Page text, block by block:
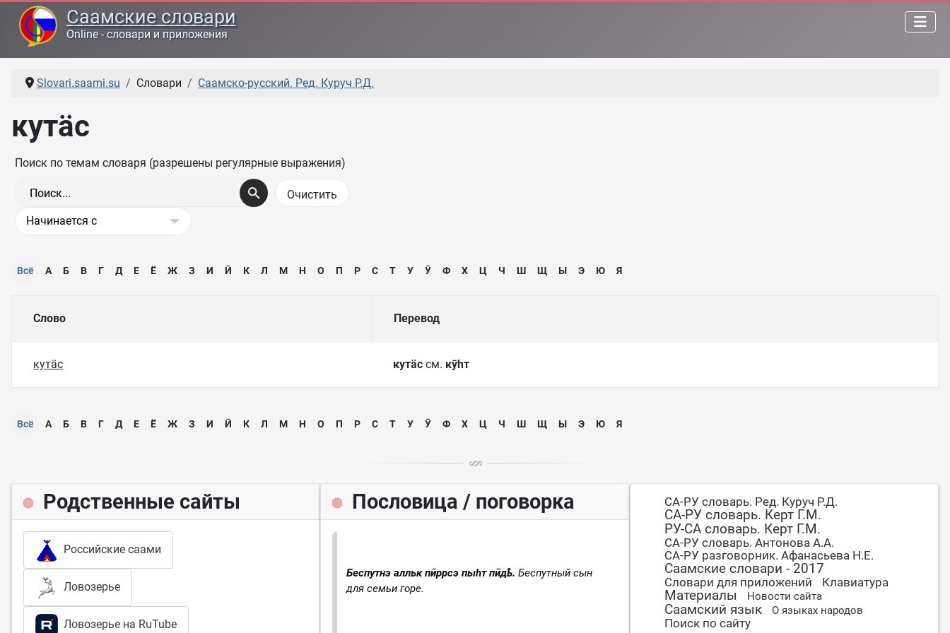
Саамские словари
Online - словари и приложения
Slovari.saami.su Словари Саамско-русский. Ред. Куруч Р.Д.
кутӓс
Поиск по темам словаря (разрешены регулярные выражения)
Всё А Б В Г Д Е Ё Ж З И Ӣ К Л М Н О П Р С Т У Ӯ Ф Х Ц Ч Ш Щ Ы Э Ю Я
Слово Перевод
кутӓс кутӓс см. кӯһт
Всё А Б В Г Д Е Ё Ж З И Ӣ К Л М Н О П Р С Т У Ӯ Ф Х Ц Ч Ш Щ Ы Э Ю Я
Родственные сайты
Российские саами
Ловозерье
Ловозерье на RuTube
Пословица / поговорка
Беспутнэ алльк пӣррсэ пыһт пӣдҍ. Беспутный сын
для семьи горе.
СА-РУ словарь. Ред. Куруч Р.Д.
СА-РУ словарь. Керт Г.М.
РУ-СА словарь. Керт Г.М.
СА-РУ словарь. Антонова А.А.
СА-РУ разговорник. Афанасьева Н.Е.
Саамские словари - 2017
Словари для приложений Клавиатура
Материалы Новости сайта
Саамский язык О языках народов
Поиск по сайту